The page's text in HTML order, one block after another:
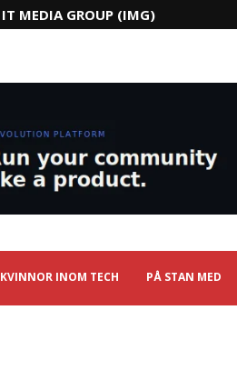
IT MEDIA GROUP (IMG)
KVINNOR INOM TECH PÅ STAN MED